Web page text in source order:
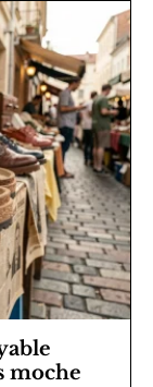
moche